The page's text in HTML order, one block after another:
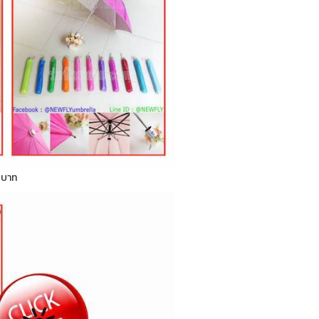
าท